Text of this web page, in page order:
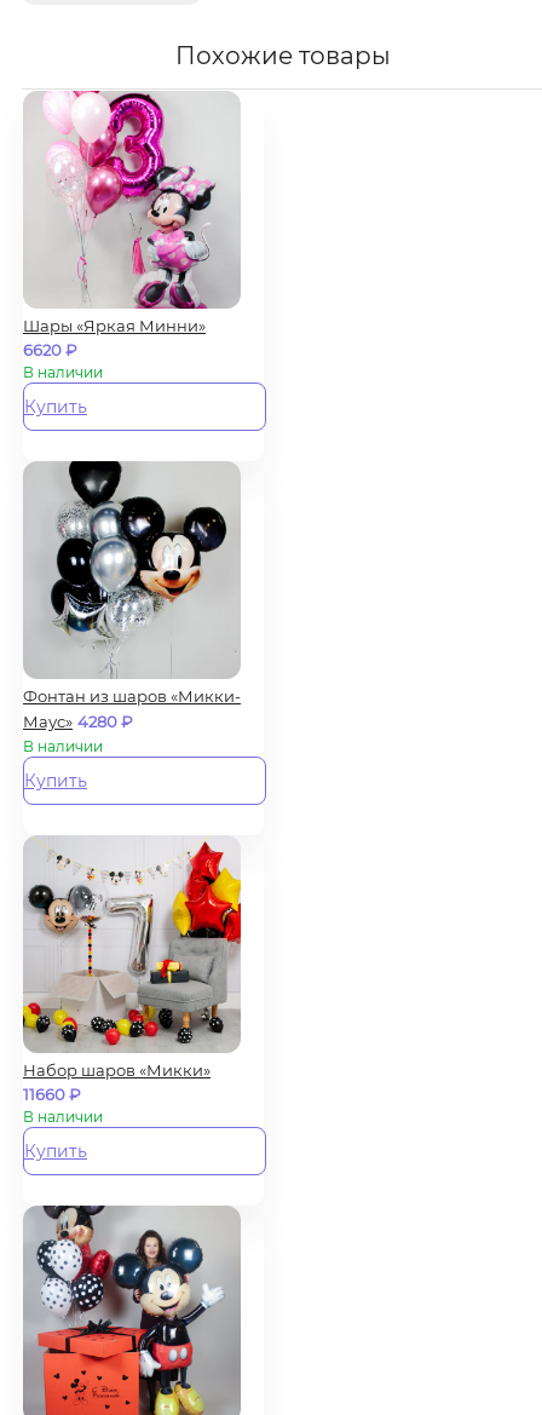
Похожие товары
Шары «Яркая Минни»
6620₽
В наличии
Купить
Фонтан из шаров «Микки-
Маус» 4280₽
В наличии
Купить
Набор шаров «Микки»
11660₽
В наличии
Купить